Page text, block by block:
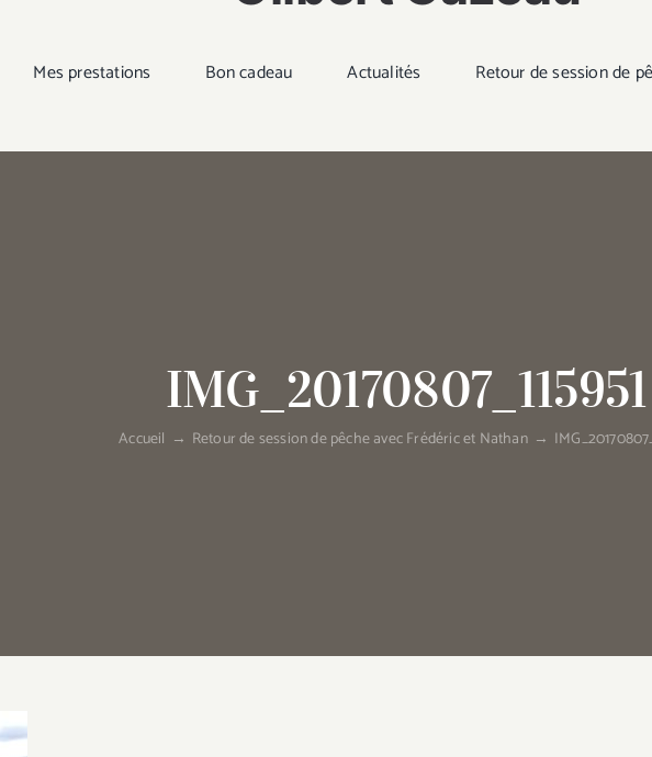
Mes prestations Bon cadeau Actualités Retour de session de
IMG_20170807_115951
Accueil → Retour de session de pêche avec Frédéric et Nathan →